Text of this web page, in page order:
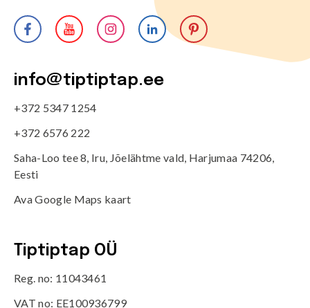
info@tiptiptap.ee
+372 5347 1254
+372 6576 222
Saha-Loo tee 8, Iru, Jõelähtme vald, Harjumaa 74206,
Eesti
Ava Google Maps kaart
Tiptiptap OÜ
Reg. no: 11043461
VAT no: EE100936799